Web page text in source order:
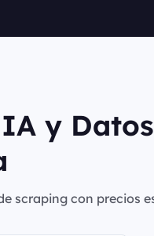
y
scraping con precios